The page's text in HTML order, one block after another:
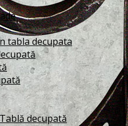
tabla decupata
decupată